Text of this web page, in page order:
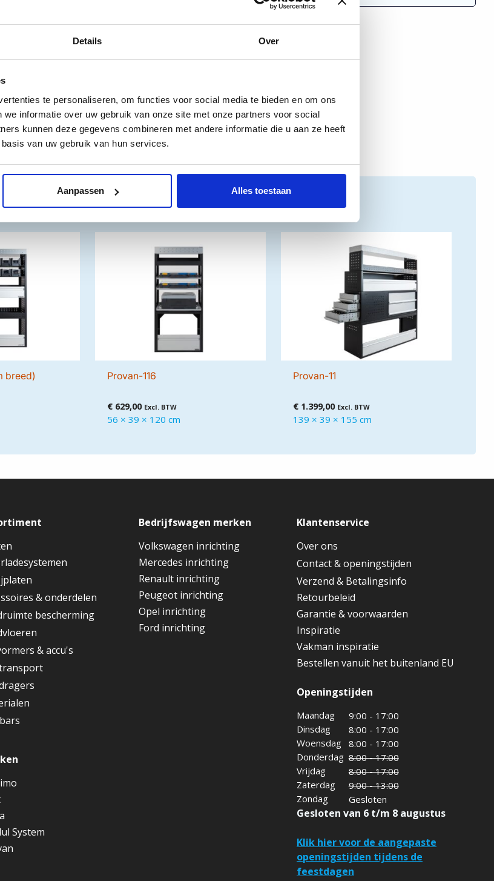
Details Over
te personaliseren, om functies voor social media te bieden en om ons
informatie over uw gebruik van onze site met onze partners voor social
kunnen deze gegevens combineren met andere informatie die u aan ze heeft
van uw gebruik van hun services.
Aanpassen Alles toestaan
breed) Provan-116
€629,00 Excl. BTW
56 × 39 × 120 cm
Provan-11
€1.399,00 Excl. BTW
139 × 39 × 155 cm
& onderdelen
bescherming
& accu's
System
Bedrijfswagen merken
Volkswagen inrichting
Mercedes inrichting
Renault inrichting
Peugeot inrichting
Opel inrichting
Ford inrichting
Klantenservice
Over ons
Contact & openingstijden
Verzend & Betalingsinfo
Retourbeleid
Garantie & voorwaarden
Inspiratie
Vakman inspiratie
Bestellen vanuit het buitenland EU
Openingstijden
Maandag
9:00 - 17:00
Dinsdag
8:00 - 17:00
Woensdag
8:00 - 17:00
Donderdag 8:00 - 17:00
Vrijdag
8:00 - 17:00
Zaterdag
9:00 - 13:00
Zondag
Gesloten
Gesloten van 6 t/m 8 augustus
Klik hier voor de aangepaste
openingstijden tijdens de
feestdagen